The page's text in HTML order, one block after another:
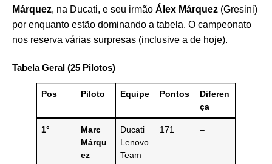
Márquez, na Ducati, e seu irmão Álex Márquez (Gresini)
por enquanto estão dominando a tabela. O campeonato
nos reserva várias surpresas (inclusive a de hoje).
Tabela Geral (25 Pilotos)
Pos Piloto Equipe Pontos
Diferen
ça
1°
Marc
Márqu
ez
Ducati
Lenovo
Team
171 –